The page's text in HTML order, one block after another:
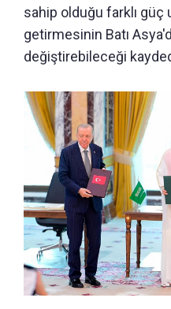
sahip olduğu farklı güç
getirmesinin Batı
değiştirebileceği